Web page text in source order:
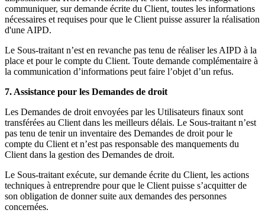
communiquer, sur demande écrite du Client, toutes les informations
nécessaires et requises pour que le Client puisse assurer la réalisation
d'une AIPD.
Le Sous-traitant n’est en revanche pas tenu de réaliser les AIPD à la
place et pour le compte du Client. Toute demande complémentaire à
la communication d’informations peut faire l’objet d’un refus.
7. Assistance pour les Demandes de droit
Les Demandes de droit envoyées par les Utilisateurs finaux sont
transférées au Client dans les meilleurs délais. Le Sous-traitant n’est
pas tenu de tenir un inventaire des Demandes de droit pour le
compte du Client et n’est pas responsable des manquements du
Client dans la gestion des Demandes de droit.
Le Sous-traitant exécute, sur demande écrite du Client, les actions
techniques à entreprendre pour que le Client puisse s’acquitter de
son obligation de donner suite aux demandes des personnes
concernées.